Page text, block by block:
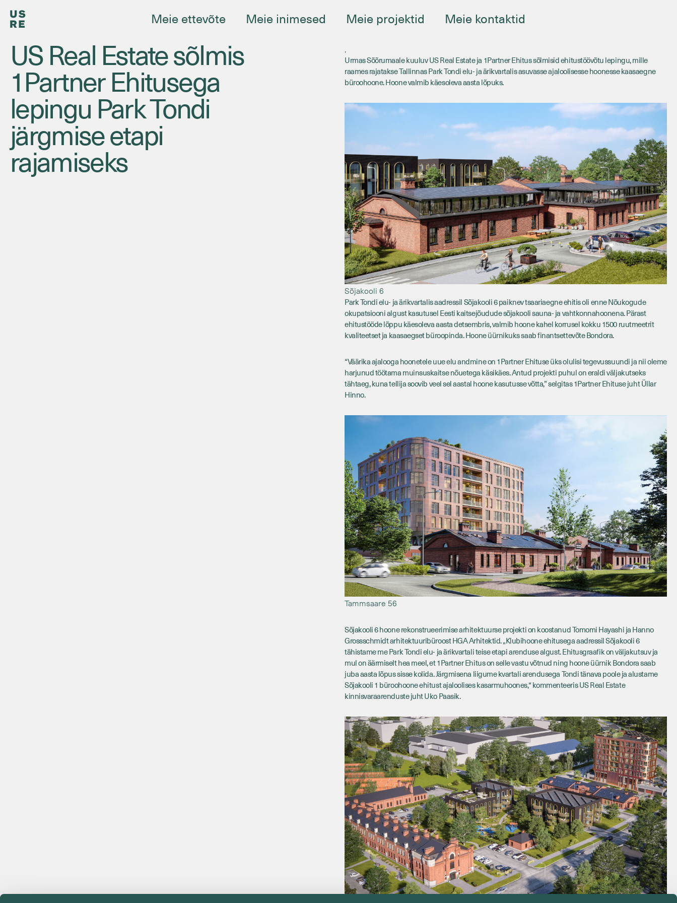
Meie ettevõte Meie inimesed Meie projektid Meie kontaktid
US Real Estate sõlmis
1Partner Ehitusega
lepingu Park Tondi
järgmise etapi
rajamiseks
,
Urmas Sõõrumaale kuuluv US Real Estate ja 1Partner Ehitus sõlmisid ehitustöövõtu lepingu, mille
raames rajatakse Tallinnas Park Tondi elu- ja ärikvartalis asuvasse ajaloolisesse hoonesse kaasaegne
büroohoone. Hoone valmib käesoleva aasta lõpuks.
Sõjakooli 6
Park Tondi elu- ja ärikvartalis aadressil Sõjakooli 6 paiknev tsaariaegne ehitis oli enne Nõukogude
okupatsiooni algust kasutusel Eesti kaitsejõudude sõjakooli sauna- ja vahtkonnahoonena. Pärast
ehitustööde lõppu käesoleva aasta detsembris, valmib hoone kahel korrusel kokku 1500 ruutmeetrit
kvaliteetset ja kaasaegset büroopinda. Hoone üürnikuks saab finantsettevõte Bondora.
“Väärika ajalooga hoonetele uue elu andmine on 1Partner Ehituse üks olulisi tegevussuundi ja nii oleme
harjunud töötama muinsuskaitse nõuetega käsikäes. Antud projekti puhul on eraldi väljakutseks
tähtaeg, kuna tellija soovib veel sel aastal hoone kasutusse võtta,” selgitas 1Partner Ehituse juht Üllar
Hinno.
Tammsaare 56
Sõjakooli 6 hoone rekonstrueerimise arhitektuurse projekti on koostanud Tomomi Hayashi ja Hanno
Grossschmidt arhitektuuribüroost HGA Arhitektid. „Klubihoone ehitusega aadressil Sõjakooli 6
tähistame me Park Tondi elu- ja ärikvartali teise etapi arenduse algust. Ehitusgraafik on väljakutsuv ja
mul on äärmiselt hea meel, et 1Partner Ehitus on selle vastu võtnud ning hoone üürnik Bondora saab
juba aasta lõpus sisse kolida. Järgmisena liigume kvartali arendusega Tondi tänava poole ja alustame
Sõjakooli 1 büroohoone ehitust ajaloolises kasarmuhoones,“ kommenteeris US Real Estate
kinnisvaraarenduste juht Uko Paasik.